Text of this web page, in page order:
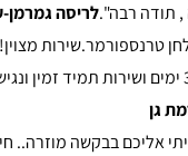
תודה רבה".לריסה
טרנספורמר.שירות
גן
אליכם בבקשה מוזרה..